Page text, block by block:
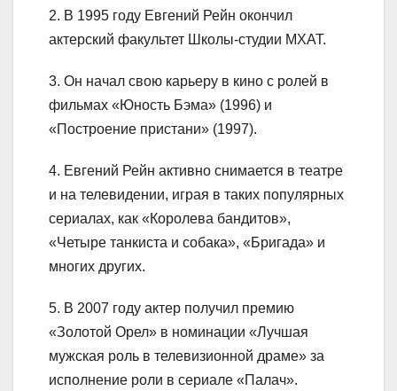
2. В 1995 году Евгений Рейн окончил
актерский факультет Школы-студии МХАТ.
3. Он начал свою карьеру в кино с ролей в
фильмах «Юность Бэма» (1996) и
«Построение пристани» (1997).
4. Евгений Рейн активно снимается в театре
и на телевидении, играя в таких популярных
сериалах, как «Королева бандитов»,
«Четыре танкиста и собака», «Бригада» и
многих других.
5. В 2007 году актер получил премию
«Золотой Орел» в номинации «Лучшая
мужская роль в телевизионной драме» за
исполнение роли в сериале «Палач».